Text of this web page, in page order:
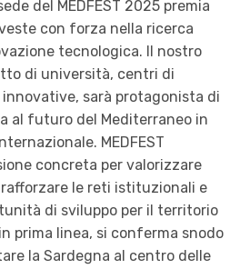
del MEDFEST 2025 premia
con forza nella ricerca
tecnologica. Il nostro
di università, centri di
sarà protagonista di
al futuro del Mediterraneo in
MEDFEST
concreta per valorizzare
le reti istituzionali e
di sviluppo per il territorio
prima linea, si conferma snodo
la Sardegna al centro delle